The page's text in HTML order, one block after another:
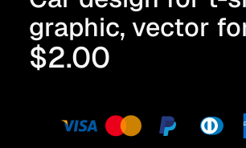
graphic, vector
$2.00